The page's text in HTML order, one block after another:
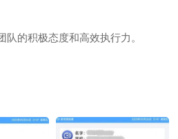
的积极态度和高效执行力。